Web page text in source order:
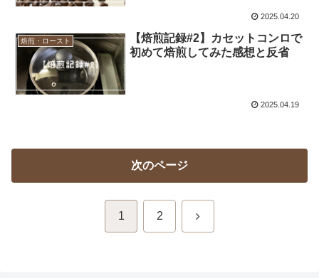
2025.04.20
焙煎・ロースト
【焙煎記録#2】カセットコンロで
初めて焙煎してみた感想と反省
2025.04.19
次のページ
1 2 次